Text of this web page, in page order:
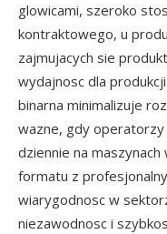
glowicami, szeroko
kontraktowego, u
zajmujacych sie
wydajnosc dla
binarna minimalizuje
wazne, gdy
dziennie na
formatu z
wiarygodnosc w
niezawodnosc i